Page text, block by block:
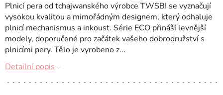
Plnicí pera od tchajwanského výrobce TWSBI se vyznačují
vysokou kvalitou a mimořádným designem, který odhaluje
plnicí mechanismus a inkoust. Série ECO přináší levnější
modely, doporučené pro začátek vašeho dobrodružství s
plnicími pery. Tělo je vyrobeno z...
Detailní popis